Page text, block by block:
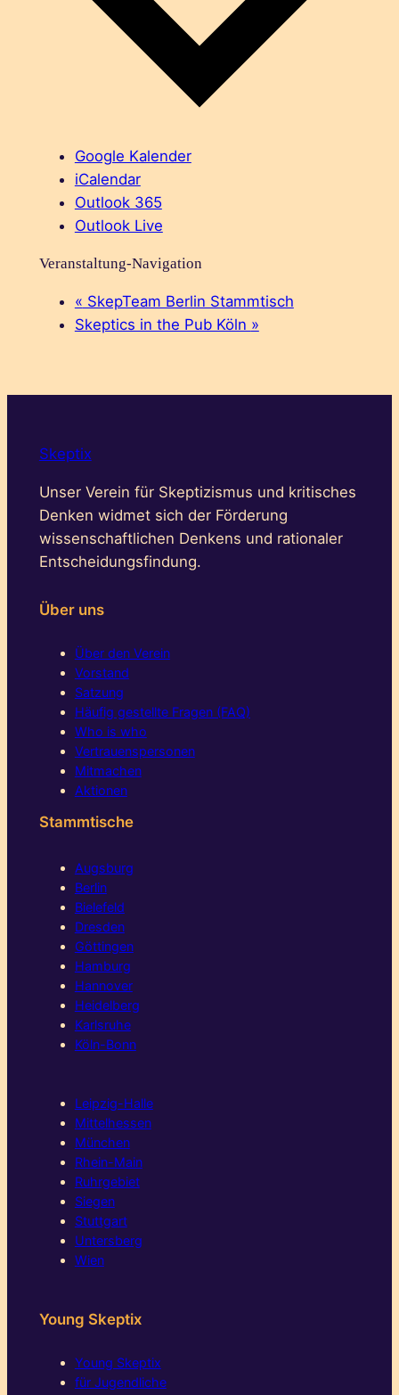
Google Kalender
iCalendar
Outlook 365
Outlook Live
Veranstaltung-Navigation
« SkepTeam Berlin Stammtisch
Skeptics in the Pub Köln »
Skeptix
Unser Verein für Skeptizismus und kritisches
Denken widmet sich der Förderung
wissenschaftlichen Denkens und rationaler
Entscheidungsfindung.
Über uns
Über den Verein
Vorstand
Satzung
Häufig gestellte Fragen (FAQ)
Who is who
Vertrauenspersonen
Mitmachen
Aktionen
Stammtische
Augsburg
Berlin
Bielefeld
Dresden
Göttingen
Hamburg
Hannover
Heidelberg
Karlsruhe
Köln-Bonn
Leipzig-Halle
Mittelhessen
München
Rhein-Main
Ruhrgebiet
Siegen
Stuttgart
Untersberg
Wien
Young Skeptix
Young Skeptix
für Jugendliche